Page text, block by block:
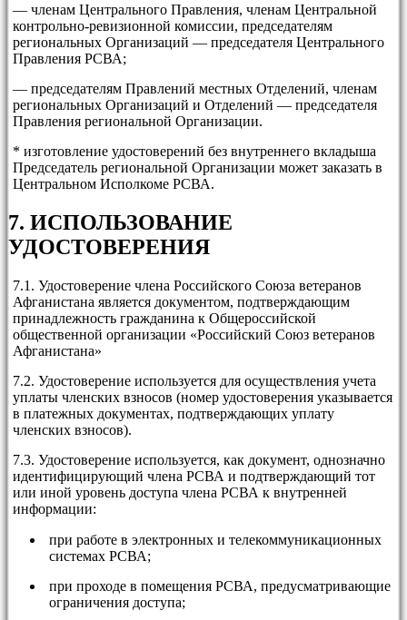
— членам Центрального Правления, членам Центральной
контрольно-ревизионной комиссии, председателям
региональных Организаций — председателя Центрального
Правления РСВА;
— председателям Правлений местных Отделений, членам
региональных Организаций и Отделений — председателя
Правления региональной Организации.
* изготовление удостоверений без внутреннего вкладыша
Председатель региональной Организации может заказать в
Центральном Исполкоме РСВА.
7. ИСПОЛЬЗОВАНИЕ
УДОСТОВЕРЕНИЯ
7.1. Удостоверение члена Российского Союза ветеранов
Афганистана является документом, подтверждающим
принадлежность гражданина к Общероссийской
общественной организации «Российский Союз ветеранов
Афганистана»
7.2. Удостоверение используется для осуществления учета
уплаты членских взносов (номер удостоверения указывается
в платежных документах, подтверждающих уплату
членских взносов).
7.3. Удостоверение используется, как документ, однозначно
идентифицирующий члена РСВА и подтверждающий тот
или иной уровень доступа члена РСВА к внутренней
информации:
при работе в электронных и телекоммуникационных
системах РСВА;
при проходе в помещения РСВА, предусматривающие
ограничения доступа;